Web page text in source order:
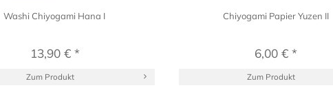
Washi Chiyogami Hana I
13,90 € *
Zum Produkt
Chiyogami Papier Yuzen II
6,00 € *
Zum Produkt